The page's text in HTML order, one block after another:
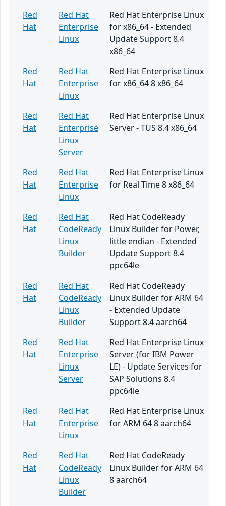
Red
Hat
Red Hat
Enterprise
Linux
Red Hat Enterprise Linux
for x86_64 - Extended
Update Support 8.4
x86_64
Red
Hat
Red Hat
Enterprise
Linux
Red Hat Enterprise Linux
for x86_64 8 x86_64
Red
Hat
Red Hat
Enterprise
Linux
Server
Red Hat Enterprise Linux
Server - TUS 8.4 x86_64
Red
Hat
Red Hat
Enterprise
Linux
Red Hat Enterprise Linux
for Real Time 8 x86_64
Red
Hat
Red Hat
CodeReady
Linux
Builder
Red Hat CodeReady
Linux Builder for Power,
little endian - Extended
Update Support 8.4
ppc64le
Red
Hat
Red Hat
CodeReady
Linux
Builder
Red Hat CodeReady
Linux Builder for ARM 64
- Extended Update
Support 8.4 aarch64
Red
Hat
Red Hat
Enterprise
Linux
Server
Red Hat Enterprise Linux
Server (for IBM Power
LE) - Update Services for
SAP Solutions 8.4
ppc64le
Red
Hat
Red Hat
Enterprise
Linux
Red Hat Enterprise Linux
for ARM 64 8 aarch64
Red
Hat
Red Hat
CodeReady
Linux
Builder
Red Hat CodeReady
Linux Builder for ARM 64
8 aarch64